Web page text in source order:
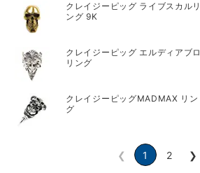
クレイジーピッグ ライブスカルリ
ング 9K
クレイジーピッグ エルディアブロ
リング
クレイジーピッグMADMAX リン
グ
❮ 1 2 ❯